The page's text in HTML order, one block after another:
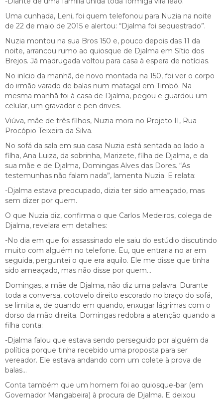
Uma cunhada, Leni, foi quem telefonou para Nuzia na noite
de 22 de maio de 2015 e alertou: “Djalma foi sequestrado”.
Nuzia montou na sua Bros 150 e, pouco depois das 11 da
noite, arrancou rumo ao quiosque de Djalma em Sítio dos
Brejos. Já madrugada voltou para casa à espera de notícias.
No início da manhã, de novo montada na 150, foi ver o corpo
do irmão varado de balas num matagal em Timbó. Na
mesma manhã foi à casa de Djalma, pegou e guardou um
celular, um gravador e pen drives.
Viúva, mãe de três filhos, Nuzia mora no Projeto II, Rua
Procópio Teixeira da Silva.
No sofá da sala em sua casa Nuzia está sentada ao lado a
filha, Ana Luiza, da sobrinha, Marizete, filha de Djalma, e da
sua mãe e de Djalma, Domingas Alves das Dores. “As
testemunhas não falam nada”, lamenta Nuzia. E relata:
-Djalma estava preocupado, dizia ter sido ameaçado, mas
sem dizer por quem.
O que Nuzia diz, confirma o que Carlos Medeiros, colega de
Djalma, revelara em detalhes:
-No dia em que foi assassinado ele saiu do estúdio discutindo
muito com alguém no telefone. Eu, que entraria no ar em
seguida, perguntei o que era aquilo. Ele me disse que tinha
sido ameaçado, mas não disse por quem…
Domingas, a mãe de Djalma, não diz uma palavra. Durante
toda a conversa, cotovelo direito escorado no braço do sofá,
se limita a, de quando em quando, enxugar lágrimas com o
dorso da mão direita. Domingas redobra a atenção quando a
filha conta:
-Djalma falou que estava sendo perseguido por alguém da
política porque tinha recebido uma proposta para ser
vereador. Ele estava andando com um colete à prova de
balas…
Conta também que um homem foi ao quiosque-bar (em
Governador Mangabeira) à procura de Djalma. E deixou